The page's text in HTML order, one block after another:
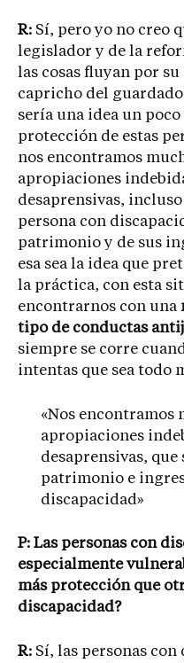
R: Sí, pero yo no creo
legislador y de la
las cosas fluyan por
capricho del
sería una idea un
protección de estas
nos encontramos
apropiaciones
desaprensivas,
persona con
patrimonio y de sus
esa sea la idea que
la práctica, con esta
encontrarnos con una
tipo de conductas
siempre se corre
intentas que sea todo
«Nos encontramos
apropiaciones
desaprensivas, que
patrimonio e
discapacidad»
P: Las personas con
especialmente
más protección que
discapacidad?
R: Sí, las personas